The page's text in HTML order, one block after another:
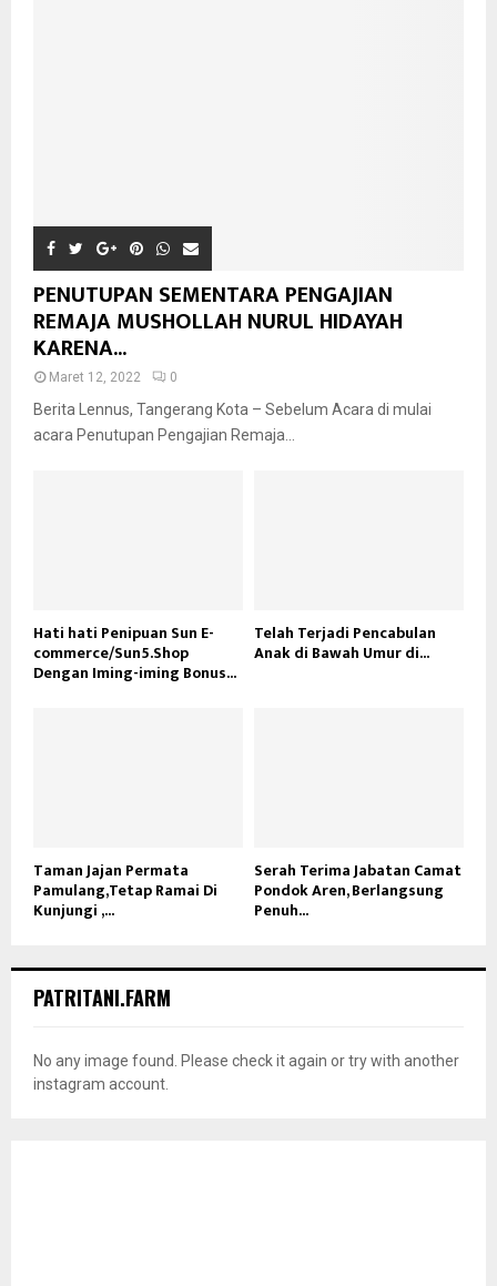
PENUTUPAN SEMENTARA PENGAJIAN
REMAJA MUSHOLLAH NURUL HIDAYAH
KARENA...
Maret 12, 2022 0
Berita Lennus, Tangerang Kota – Sebelum Acara di mulai
acara Penutupan Pengajian Remaja...
Hati hati Penipuan Sun E-
commerce/Sun5.Shop
Dengan Iming-iming Bonus...
Telah Terjadi Pencabulan
Anak di Bawah Umur di...
Taman Jajan Permata
Pamulang,Tetap Ramai Di
Kunjungi ,...
Serah Terima Jabatan Camat
Pondok Aren, Berlangsung
Penuh...
PATRITANI.FARM
No any image found. Please check it again or try with another
instagram account.